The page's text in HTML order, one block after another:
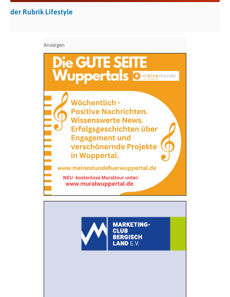
der Rubrik Lifestyle